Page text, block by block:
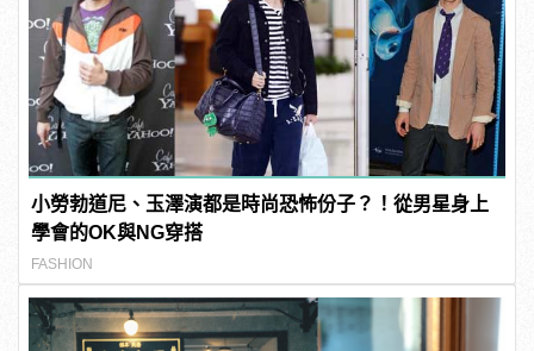
小勞勃道尼、玉澤演都是時尚恐怖份子？！從男星身上
學會的OK與NG穿搭
FASHION